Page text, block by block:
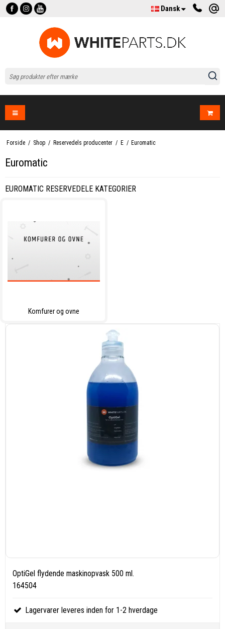
Dansk
Forside / Shop / Reservedels producenter / E / Euromatic
Euromatic
EUROMATIC RESERVEDELE KATEGORIER
Komfurer og ovne
OptiGel flydende maskinopvask 500 ml.
164504
Lagervarer leveres inden for 1-2 hverdage